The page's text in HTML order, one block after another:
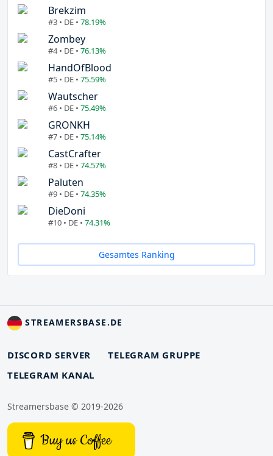
Brekzim
#3 • DE • 78.19%
Zombey
#4 • DE • 76.13%
HandOfBlood
#5 • DE • 75.59%
Wautscher
#6 • DE • 75.49%
GRONKH
#7 • DE • 75.14%
CastCrafter
#8 • DE • 74.57%
Paluten
#9 • DE • 74.35%
DieDoni
#10 • DE • 74.31%
Gesamtes Ranking
STREAMERSBASE.DE
DISCORD SERVER
TELEGRAM GRUPPE
TELEGRAM KANAL
Streamersbase © 2019-2026
Buy us Coffee